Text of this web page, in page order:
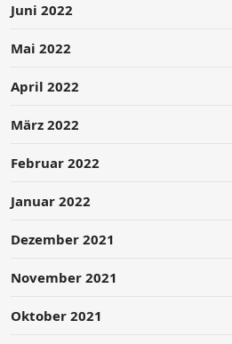
Juni 2022
Mai 2022
April 2022
März 2022
Februar 2022
Januar 2022
Dezember 2021
November 2021
Oktober 2021